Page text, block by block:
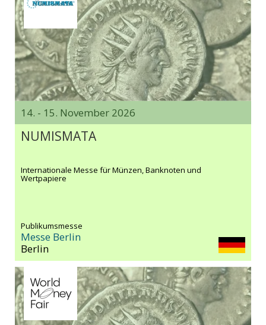
14. - 15. November 2026
NUMISMATA
Internationale Messe für Münzen, Banknoten und
Wertpapiere
Publikumsmesse
Messe Berlin
Berlin